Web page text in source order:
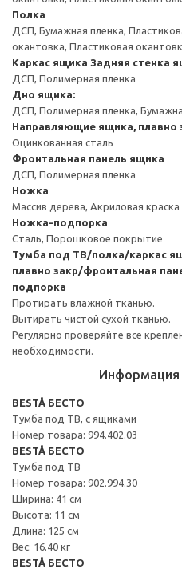
Полка
ДСП, Бумажная пленка,
окантовка, Пластиковая
Каркас ящика Задняя стенка
ДСП, Полимерная пленка
Дно ящика:
ДСП, Полимерная пленка,
Направляющие ящика, плавно
Оцинкованная сталь
Фронтальная панель ящика
ДСП, Полимерная пленка
Ножка
Массив дерева, Акриловая краска
Ножка-подпорка
Сталь, Порошковое покрытие
Тумба под ТВ/полка/каркас
плавно закр/фронтальная
подпорка
Протирать влажной тканью.
Вытирать чистой сухой тканью.
Регулярно проверяйте все
необходимости.
Информация
BESTÅ БЕСТО
Тумба под ТВ, с ящиками
Номер товара: 994.402.03
BESTÅ БЕСТО
Тумба под ТВ
Номер товара: 902.994.30
Ширина: 41 см
Высота: 11 см
Длина: 125 см
Вес: 16.40 кг
BESTÅ БЕСТО